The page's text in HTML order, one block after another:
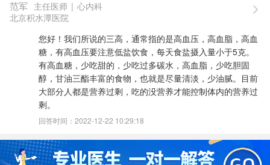
范军 主任医师 | 心内科
北京积水潭医院
您好！我们所说的三高，通常指的是高血压，高血脂，高血
糖，有高血压要注意低盐饮食，每天食盐摄入量小于5克。
有高血糖，少吃甜的，少吃过多碳水，高血脂，少吃胆固
醇，甘油三酯丰富的食物，也就是尽量清淡，少油腻。目前
大部分人都是营养过剩，吃的没营养才能控制体内的营养过
剩。
回答时间：2022-12-22 10:29:18